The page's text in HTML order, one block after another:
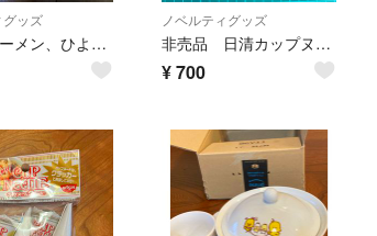
グッズ
チキンラーメン、ひよこちゃんオリジナルクリアポーチ
ノベルティグッズ
非売品 日清カップヌードルストラップ ピンバッジ
¥700